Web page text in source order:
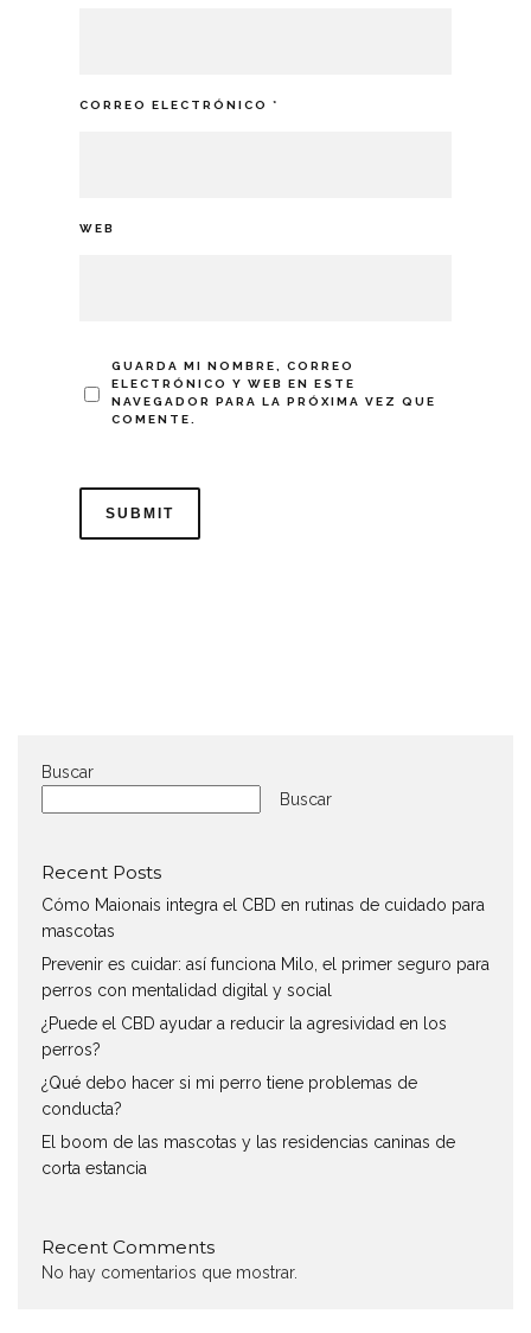
CORREO ELECTRÓNICO *
WEB
GUARDA MI NOMBRE, CORREO
ELECTRÓNICO Y WEB EN ESTE
NAVEGADOR PARA LA PRÓXIMA VEZ QUE
COMENTE.
Buscar
Buscar
Recent Posts
Cómo Maionais integra el CBD en rutinas de cuidado para
mascotas
Prevenir es cuidar: así funciona Milo, el primer seguro para
perros con mentalidad digital y social
¿Puede el CBD ayudar a reducir la agresividad en los
perros?
¿Qué debo hacer si mi perro tiene problemas de
conducta?
El boom de las mascotas y las residencias caninas de
corta estancia
Recent Comments
No hay comentarios que mostrar.